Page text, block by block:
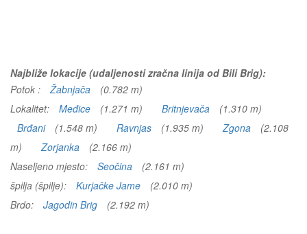
Najbliže lokacije (udaljenosti zračna linija od Bili Brig):
Potok :
Žabnjača
(0.782 m)
Lokalitet:
Međice (1.271 m) Britnjevača
(1.310 m)
Brđani
(1.548 m) Ravnjas (1.935 m) Zgona
(2.108
m)
Zorjanka
(2.166 m)
Naseljeno mjesto:
Seočina
(2.161 m)
špilja (špilje):
Kurjačke Jame
(2.010 m)
Brdo:
Jagodin Brig (2.192 m)